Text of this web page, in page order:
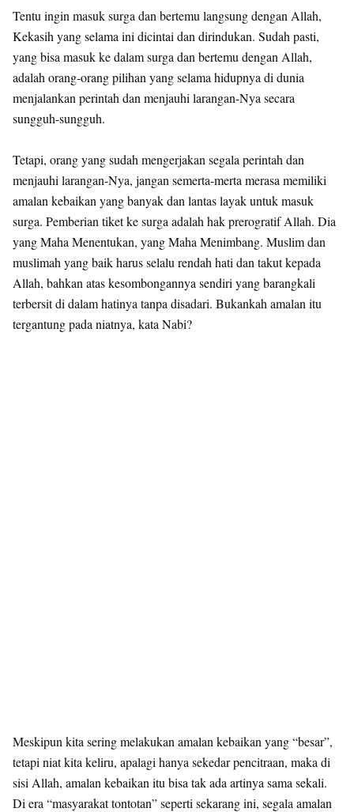
Tentu ingin masuk surga dan bertemu langsung dengan Allah,
Kekasih yang selama ini dicintai dan dirindukan. Sudah pasti,
yang bisa masuk ke dalam surga dan bertemu dengan Allah,
adalah orang-orang pilihan yang selama hidupnya di dunia
menjalankan perintah dan menjauhi larangan-Nya secara
sungguh-sungguh.
Tetapi, orang yang sudah mengerjakan segala perintah dan
menjauhi larangan-Nya, jangan semerta-merta merasa memiliki
amalan kebaikan yang banyak dan lantas layak untuk masuk
surga. Pemberian tiket ke surga adalah hak prerogratif Allah. Dia
yang Maha Menentukan, yang Maha Menimbang. Muslim dan
muslimah yang baik harus selalu rendah hati dan takut kepada
Allah, bahkan atas kesombongannya sendiri yang barangkali
terbersit di dalam hatinya tanpa disadari. Bukankah amalan itu
tergantung pada niatnya, kata Nabi?
Meskipun kita sering melakukan amalan kebaikan yang “besar”,
tetapi niat kita keliru, apalagi hanya sekedar pencitraan, maka di
sisi Allah, amalan kebaikan itu bisa tak ada artinya sama sekali.
Di era “masyarakat tontotan” seperti sekarang ini, segala amalan